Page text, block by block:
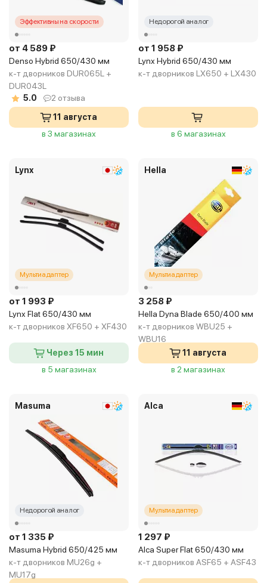
Эффективны на скорости
от 4 589 ₽
Denso Hybrid 650/430 мм
к-т дворников DUR065L +
DUR043L
5.0
2 отзыва
11 августа
в 3 магазинах
Недорогой аналог
от 1 958 ₽
Lynx Hybrid 650/430 мм
к-т дворников LX650 + LX430
в 6 магазинах
Lynx
Мультиадаптер
от 1 993 ₽
Lynx Flat 650/430 мм
к-т дворников XF650 + XF430
Через 15 мин
в 5 магазинах
Hella
Мультиадаптер
3 258 ₽
Hella Dyna Blade 650/400 мм
к-т дворников WBU25 +
WBU16
11 августа
в 2 магазинах
Masuma
Недорогой аналог
от 1 335 ₽
Masuma Hybrid 650/425 мм
к-т дворников MU26g +
MU17g
Alca
Мультиадаптер
1 297 ₽
Alca Super Flat 650/430 мм
к-т дворников ASF65 + ASF43